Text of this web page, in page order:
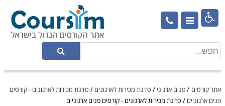

אתר קורסים /פנים ארגוני / סדנת מכירות לארגונים / סדנת מכירות לארגונים - קורסים
פנים ארגוניים / סדנת מכירות לארגונים - קורסים פנים ארגוניים